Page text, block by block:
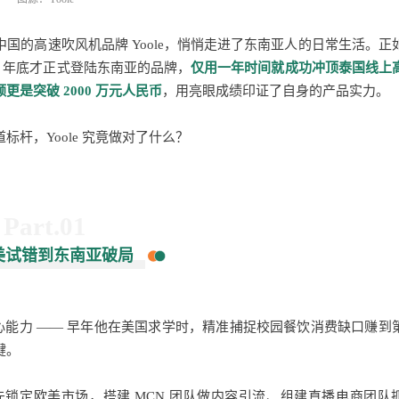
的高速吹风机品牌 Yoole，悄悄走进了东南亚人的日常生活。正
底才正式登陆东南亚的品牌，仅用一年时间就成功冲顶泰国线上
更是突破 2000 万元人民币，用亮眼成绩印证了自身的产品实力。
杆，Yoole 究竟做对了什么？
试错到东南亚破局
能力 —— 早年他在美国求学时，精准捕捉校园餐饮消费缺口赚到